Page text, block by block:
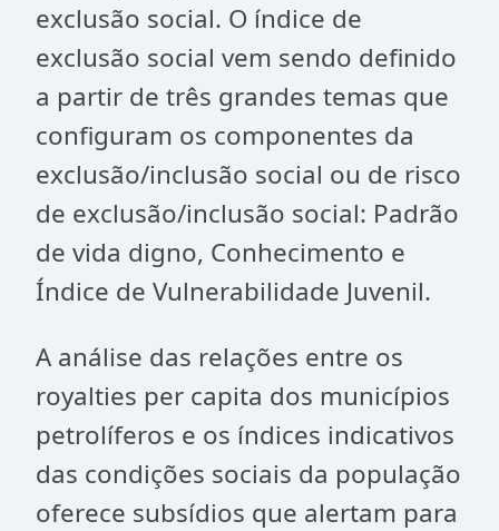
exclusão social. O índice de
exclusão social vem sendo definido
a partir de três grandes temas que
configuram os componentes da
exclusão/inclusão social ou de risco
de exclusão/inclusão social: Padrão
de vida digno, Conhecimento e
Índice de Vulnerabilidade Juvenil.
A análise das relações entre os
royalties per capita dos municípios
petrolíferos e os índices indicativos
das condições sociais da população
oferece subsídios que alertam para